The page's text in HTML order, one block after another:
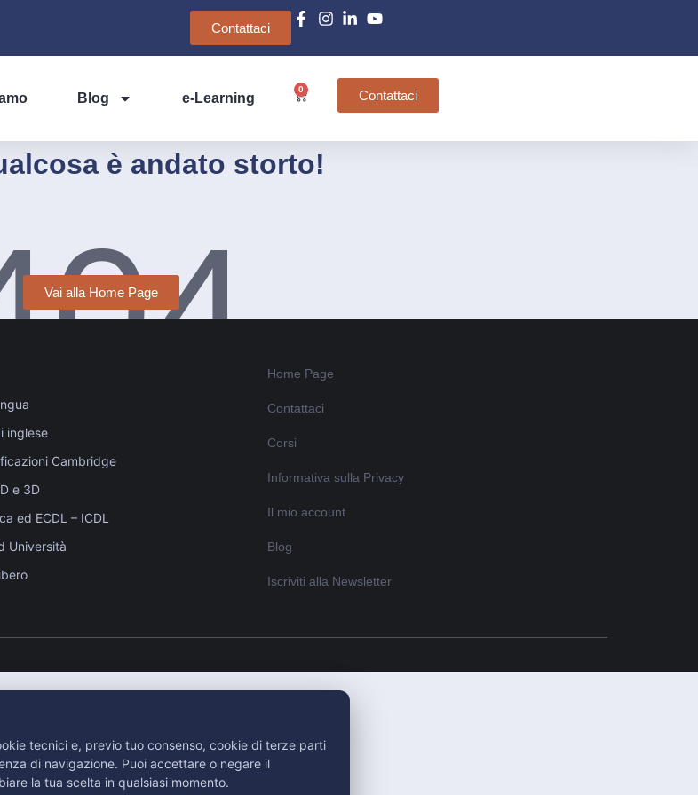
Contattaci
Blog e-Learning
0 Contattaci
è andato storto!
Vai alla Home Page
inglese
Cambridge
e 3D
ed ECDL – ICDL
Università
Home Page
Contattaci
Corsi
Informativa sulla Privacy
Il mio account
Blog
Iscriviti alla Newsletter
tecnici e, previo tuo consenso, cookie di terze parti
di navigazione. Puoi accettare o negare il
la tua scelta in qualsiasi momento.